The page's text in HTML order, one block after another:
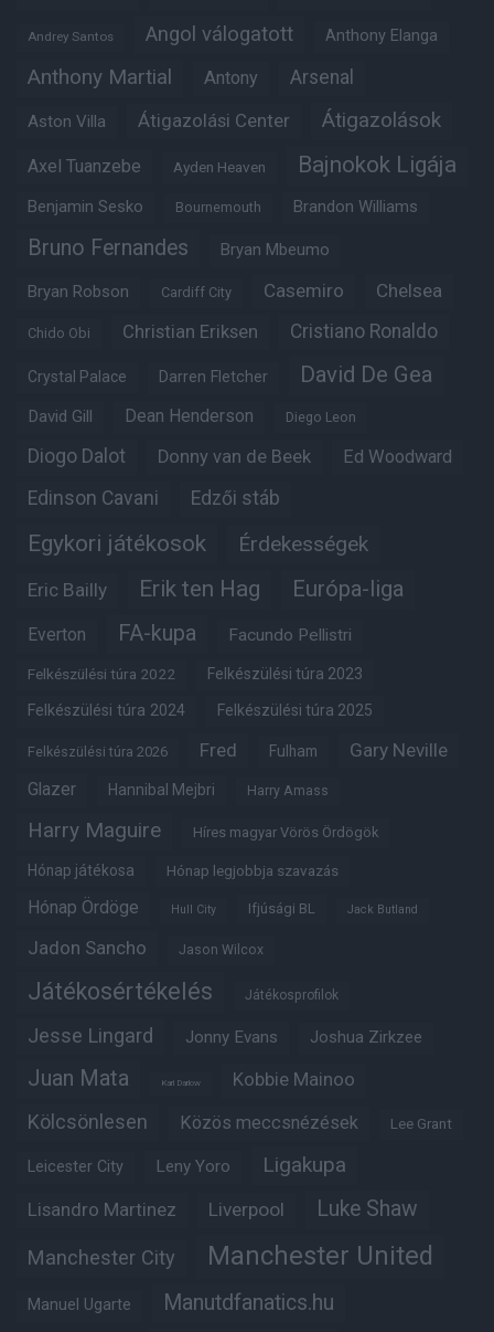
Andrey Santos Angol válogatott Anthony Elanga
Anthony Martial Antony Arsenal
Aston Villa Átigazolási Center Átigazolások
Axel Tuanzebe Ayden Heaven Bajnokok Ligája
Benjamin Sesko Bournemouth Brandon Williams
Bruno Fernandes Bryan Mbeumo
Bryan Robson Cardiff City Casemiro Chelsea
Chido Obi Christian Eriksen Cristiano Ronaldo
Crystal Palace Darren Fletcher David De Gea
David Gill Dean Henderson Diego Leon
Diogo Dalot Donny van de Beek Ed Woodward
Edinson Cavani Edzői stáb
Egykori játékosok Érdekességek
Eric Bailly Erik ten Hag Európa-liga
Everton FA-kupa Facundo Pellistri
Felkészülési túra 2022 Felkészülési túra 2023
Felkészülési túra 2024 Felkészülési túra 2025
Felkészülési túra 2026 Fred Fulham Gary Neville
Glazer Hannibal Mejbri Harry Amass
Harry Maguire Híres magyar Vörös Ördögök
Hónap játékosa Hónap legjobbja szavazás
Hónap Ördöge Hull City Ifjúsági BL Jack Butland
Jadon Sancho Jason Wilcox
Játékosértékelés Játékosprofilok
Jesse Lingard Jonny Evans Joshua Zirkzee
Juan Mata Karl Darlow Kobbie Mainoo
Kölcsönlesen Közös meccsnézések Lee Grant
Leicester City Leny Yoro Ligakupa
Lisandro Martinez Liverpool Luke Shaw
Manchester City Manchester United
Manuel Ugarte Manutdfanatics.hu